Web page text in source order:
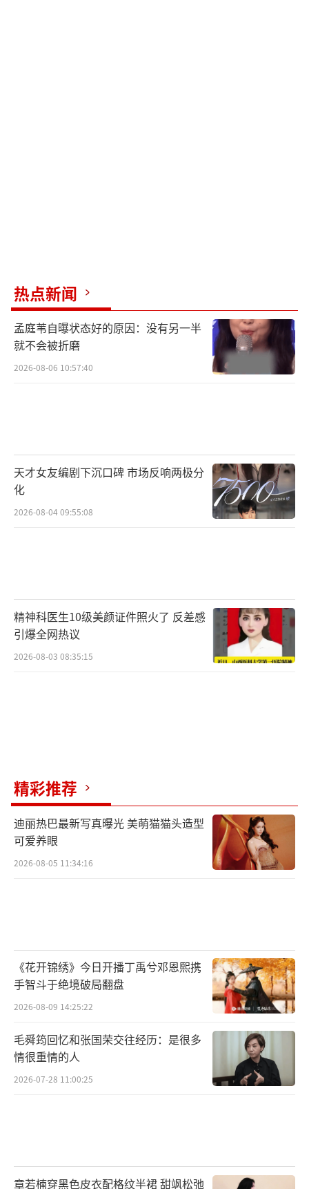
热点新闻
孟庭苇自曝状态好的原因：没有另一半
就不会被折磨
2026-08-06 10:57:40
天才女友编剧下沉口碑 市场反响两极分
化
2026-08-04 09:55:08
精神科医生10级美颜证件照火了 反差感
引爆全网热议
2026-08-03 08:35:15
精彩推荐
迪丽热巴最新写真曝光 美萌猫猫头造型
可爱养眼
2026-08-05 11:34:16
《花开锦绣》今日开播丁禹兮邓恩熙携
手智斗于绝境破局翻盘
2026-08-09 14:25:22
毛舜筠回忆和张国荣交往经历：是很多
情很重情的人
2026-07-28 11:00:25
章若楠穿黑色皮衣配格纹半裙 甜飒松弛